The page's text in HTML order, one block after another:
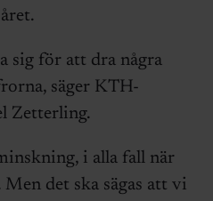
sig för att dra några
säger KTH-
Zetterling.
i alla fall när
det ska sägas att vi